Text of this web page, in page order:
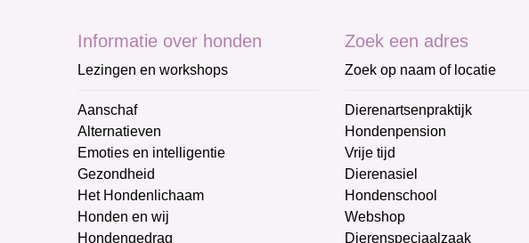
Informatie over honden
Lezingen en workshops
Aanschaf
Alternatieven
Emoties en intelligentie
Gezondheid
Het Hondenlichaam
Honden en wij
Hondengedrag
Zoek een adres
Zoek op naam of locatie
Dierenartsenpraktijk
Hondenpension
Vrije tijd
Dierenasiel
Hondenschool
Webshop
Dierenspeciaalzaak